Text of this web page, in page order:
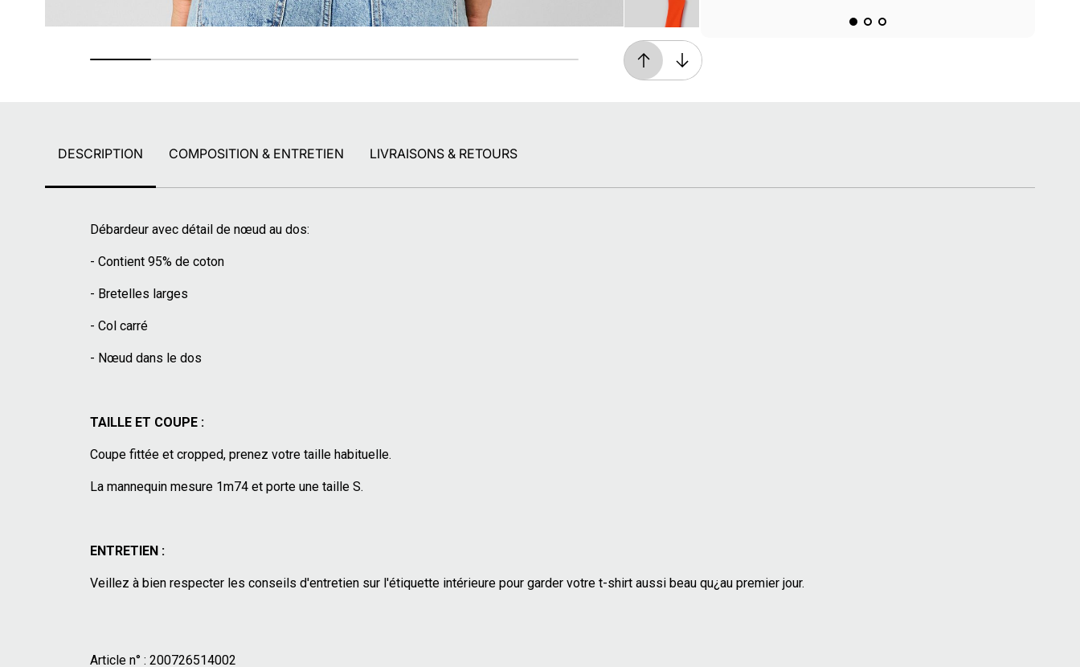
DESCRIPTION COMPOSITION & ENTRETIEN LIVRAISONS & RETOURS
Débardeur avec détail de nœud au dos:
- Contient 95% de coton
- Bretelles larges
- Col carré
- Nœud dans le dos
TAILLE ET COUPE :
Coupe fittée et cropped, prenez votre taille habituelle.
La mannequin mesure 1m74 et porte une taille S.
ENTRETIEN :
Veillez à bien respecter les conseils d'entretien sur l'étiquette intérieure pour garder votre t-shirt aussi beau qu¿au premier jour.
Article n° : 200726514002